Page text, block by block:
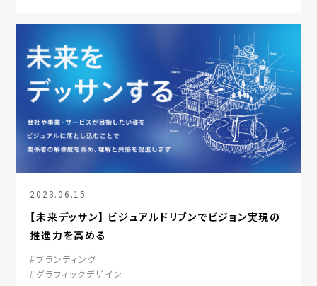
2023.06.15
【未来デッサン】 ビジュアルドリブンでビジョン実現の
推進力を高める
#ブランディング
#グラフィックデザイン